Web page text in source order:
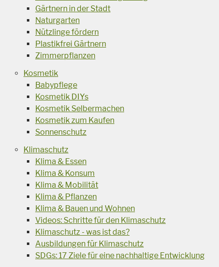
Gärtnern in der Stadt
Naturgarten
Nützlinge fördern
Plastikfrei Gärtnern
Zimmerpflanzen
Kosmetik
Babypflege
Kosmetik DIYs
Kosmetik Selbermachen
Kosmetik zum Kaufen
Sonnenschutz
Klimaschutz
Klima & Essen
Klima & Konsum
Klima & Mobilität
Klima & Pflanzen
Klima & Bauen und Wohnen
Videos: Schritte für den Klimaschutz
Klimaschutz - was ist das?
Ausbildungen für Klimaschutz
SDGs: 17 Ziele für eine nachhaltige Entwicklung